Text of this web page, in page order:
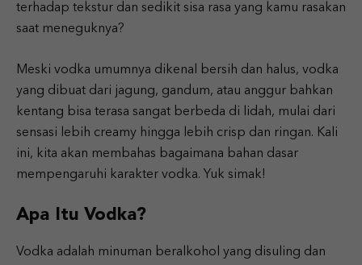
terhadap tekstur dan sedikit sisa rasa yang kamu rasakan
saat meneguknya?
Meski vodka umumnya dikenal bersih dan halus, vodka
yang dibuat dari jagung, gandum, atau anggur bahkan
kentang bisa terasa sangat berbeda di lidah, mulai dari
sensasi lebih creamy hingga lebih crisp dan ringan. Kali
ini, kita akan membahas bagaimana bahan dasar
mempengaruhi karakter vodka. Yuk simak!
Apa Itu Vodka?
Vodka adalah minuman beralkohol yang disuling dan